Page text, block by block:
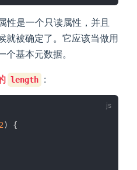
性是一个只读属性，并且
就被确定了。它应该当做用
基本元数据。
length :
2)
{